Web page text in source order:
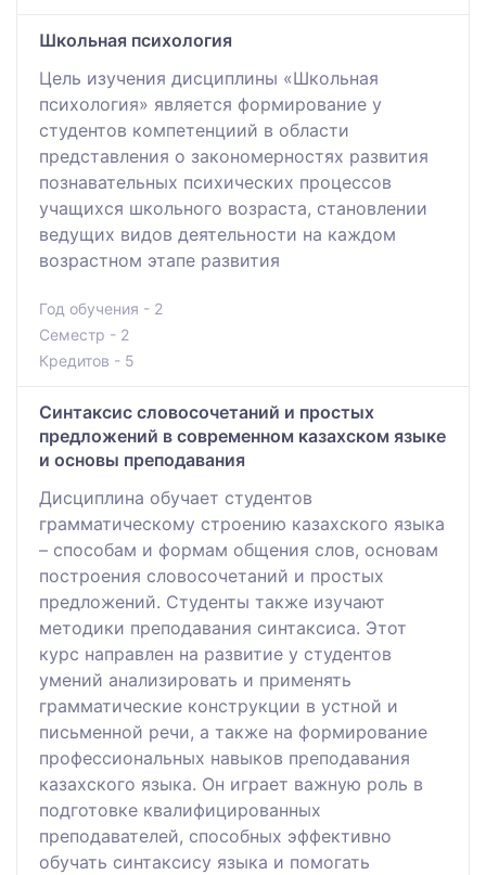
Школьная психология
Цель изучения дисциплины «Школьная
психология» является формирование у
студентов компетенциий в области
представления о закономерностях развития
познавательных психических процессов
учащихся школьного возраста, становлении
ведущих видов деятельности на каждом
возрастном этапе развития
Год обучения - 2
Семестр - 2
Кредитов - 5
Синтаксис словосочетаний и простых
предложений в современном казахском языке
и основы преподавания
Дисциплина обучает студентов
грамматическому строению казахского языка
– способам и формам общения слов, основам
построения словосочетаний и простых
предложений. Студенты также изучают
методики преподавания синтаксиса. Этот
курс направлен на развитие у студентов
умений анализировать и применять
грамматические конструкции в устной и
письменной речи, а также на формирование
профессиональных навыков преподавания
казахского языка. Он играет важную роль в
подготовке квалифицированных
преподавателей, способных эффективно
обучать синтаксису языка и помогать